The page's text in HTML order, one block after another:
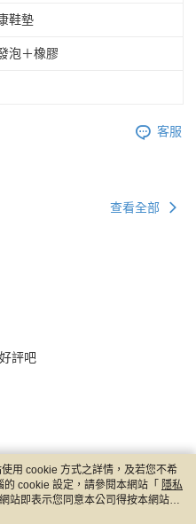
鞋墊
泡＋橡膠
客服
查看全部
評吧
用 cookie 方式之詳情，及若您不希
cookie 設定，請參閱本網站「 隱私
站即表示您同意本公司得按本網站使